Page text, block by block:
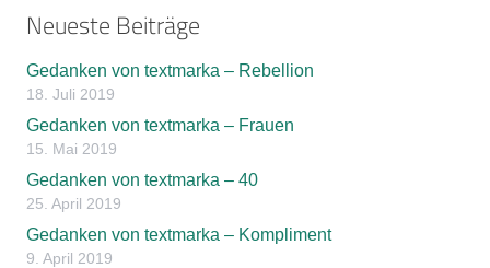
Neueste Beiträge
Gedanken von textmarka – Rebellion
18. Juli 2019
Gedanken von textmarka – Frauen
15. Mai 2019
Gedanken von textmarka – 40
25. April 2019
Gedanken von textmarka – Kompliment
9. April 2019